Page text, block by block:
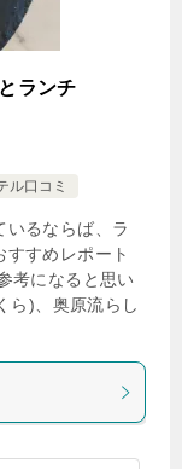
ランチ
口コミ
いるならば、ラ
すめレポート
考になると思い
ら)、奥原流らし